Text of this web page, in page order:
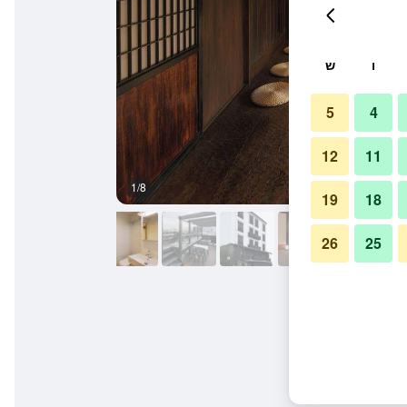
1/8
ו ש
4
5
11
12
18
19
25
26